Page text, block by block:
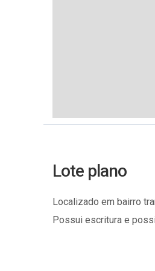
Lote plano
Localizado em bairro
Possui escritura e